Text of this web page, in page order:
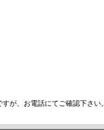
が、お電話にてご確認下さい。